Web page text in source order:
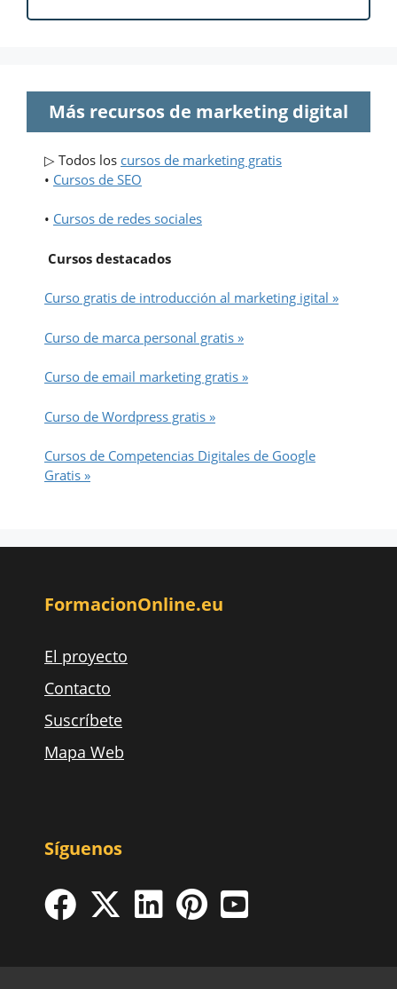
Más recursos de marketing digital
▷ Todos los cursos de marketing gratis
• Cursos de SEO
• Cursos de redes sociales
Cursos destacados
Curso gratis de introducción al marketing igital »
Curso de marca personal gratis »
Curso de email marketing gratis »
Curso de Wordpress gratis »
Cursos de Competencias Digitales de Google
Gratis »
FormacionOnline.eu
El proyecto
Contacto
Suscríbete
Mapa Web
Síguenos